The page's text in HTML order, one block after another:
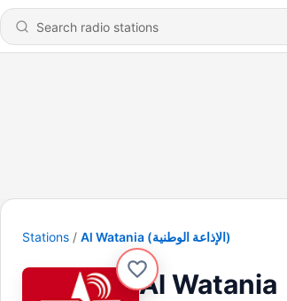
Stations Al Watania (الإذاعة الوطنية)
Al Watania